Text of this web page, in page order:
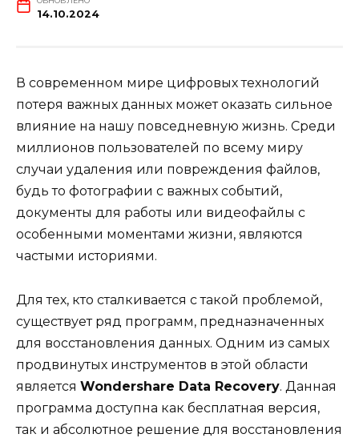
14.10.2024
В современном мире цифровых технологий
потеря важных данных может оказать сильное
влияние на нашу повседневную жизнь. Среди
миллионов пользователей по всему миру
случаи удаления или повреждения файлов,
будь то фотографии с важных событий,
документы для работы или видеофайлы с
особенными моментами жизни, являются
частыми историями.
Для тех, кто сталкивается с такой проблемой,
существует ряд программ, предназначенных
для восстановления данных. Одним из самых
продвинутых инструментов в этой области
является Wondershare Data Recovery. Данная
программа доступна как бесплатная версия,
так и абсолютное решение для восстановления